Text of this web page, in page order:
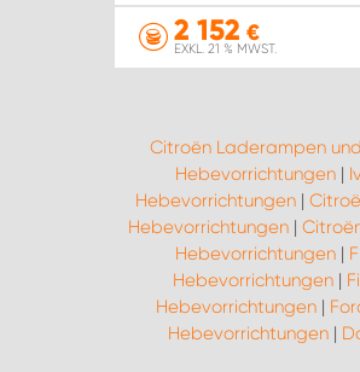
2 152 €
EXKL. 21 % MWST.
Citroën Laderampen
Hebevorrichtungen |
Hebevorrichtungen|
Hebevorrichtungen |
Hebevorrichtungen |
Hebevorrichtungen|
Hebevorrichtungen |
Hebevorrichtungen|